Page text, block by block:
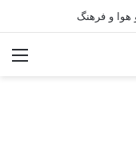
و فرهنگ